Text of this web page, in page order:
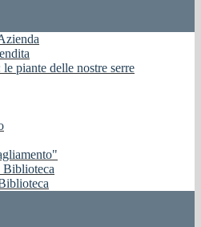
piante delle nostre serre
Biblioteca